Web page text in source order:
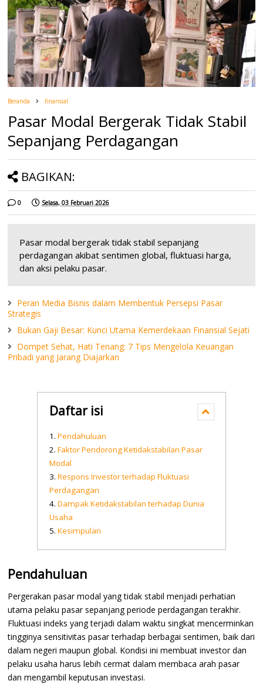
Beranda finansial
Pasar Modal Bergerak Tidak Stabil
Sepanjang Perdagangan
BAGIKAN:
0 Selasa, 03 Februari 2026
Pasar modal bergerak tidak stabil sepanjang
perdagangan akibat sentimen global, fluktuasi harga,
dan aksi pelaku pasar.
Peran Media Bisnis dalam Membentuk Persepsi Pasar
Strategis
Bukan Gaji Besar: Kunci Utama Kemerdekaan Finansial Sejati
Dompet Sehat, Hati Tenang: 7 Tips Mengelola Keuangan
Pribadi yang Jarang Diajarkan
Daftar isi
Pendahuluan
Faktor Pendorong Ketidakstabilan Pasar
Modal
Respons Investor terhadap Fluktuasi
Perdagangan
Dampak Ketidakstabilan terhadap Dunia
Usaha
Kesimpulan
Pendahuluan
Pergerakan pasar modal yang tidak stabil menjadi perhatian
utama pelaku pasar sepanjang periode perdagangan terakhir.
Fluktuasi indeks yang terjadi dalam waktu singkat mencerminkan
tingginya sensitivitas pasar terhadap berbagai sentimen, baik dari
dalam negeri maupun global. Kondisi ini membuat investor dan
pelaku usaha harus lebih cermat dalam membaca arah pasar
dan mengambil keputusan investasi.